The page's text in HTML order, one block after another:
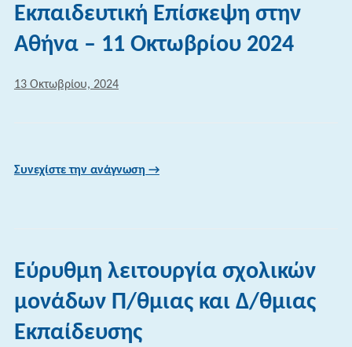
Εκπαιδευτική Επίσκεψη στην
Αθήνα – 11 Οκτωβρίου 2024
13 Οκτωβρίου, 2024
Συνεχίστε την ανάγνωση →
Εύρυθμη λειτουργία σχολικών
μονάδων Π/θμιας και Δ/θμιας
Εκπαίδευσης